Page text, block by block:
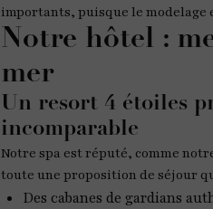
importants, puisque le modelage
Notre hôtel :
mer
Un resort 4 étoiles
incomparable
Notre spa est réputé, comme
toute une proposition de séjour
Des cabanes de gardians